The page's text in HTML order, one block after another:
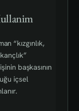
“kızgınlık,
başkasının
içsel